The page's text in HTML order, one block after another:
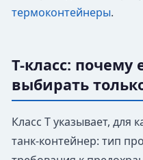
термоконтейнеры.
T-класс: почему
выбирать
Класс T указывает, для
танк-контейнер: тип